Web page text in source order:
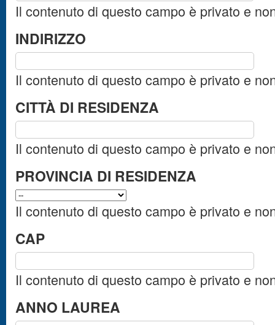
Il contenuto di questo campo è privato e
INDIRIZZO
Il contenuto di questo campo è privato e
CITTÀ DI RESIDENZA
Il contenuto di questo campo è privato e
PROVINCIA DI RESIDENZA
Il contenuto di questo campo è privato e
CAP
Il contenuto di questo campo è privato e
ANNO LAUREA